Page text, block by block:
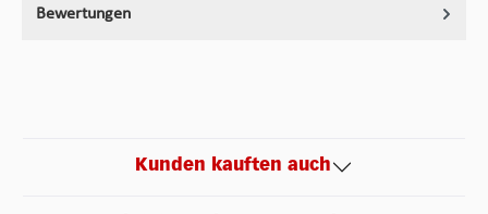
Bewertungen
Kunden kauften auch